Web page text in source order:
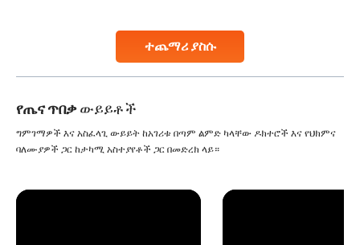
ተጨማሪ ያስሱ
collected, they process the
የጤና ጥበቃውይይቶች
ግምገማዎች እና አስፈላጊ ውይይት ከአገሪቱ በጣም ልምድ ካላቸው ዶክተሮች እና የህክምና
ባለሙያዎች ጋር ከታካሚ አስተያየቶች ጋር በመድረክ ላይ።